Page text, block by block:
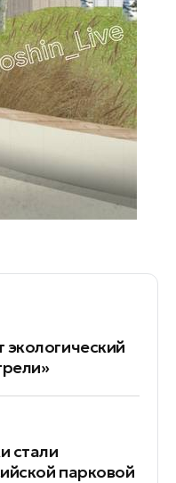
стали
парковой